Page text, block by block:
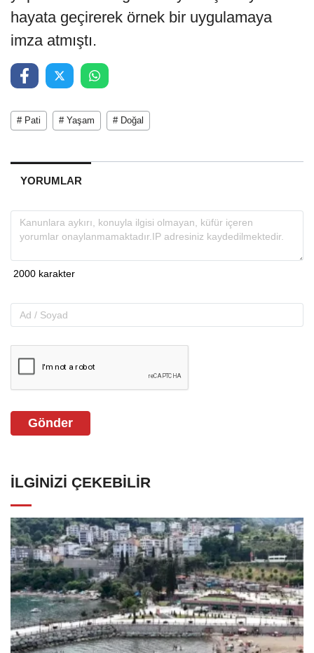
hayata geçirerek örnek bir uygulamaya
imza atmıştı.
# Pati # Yaşam # Doğal
YORUMLAR
Gönder
İLGINIZI ÇEKEBILIR